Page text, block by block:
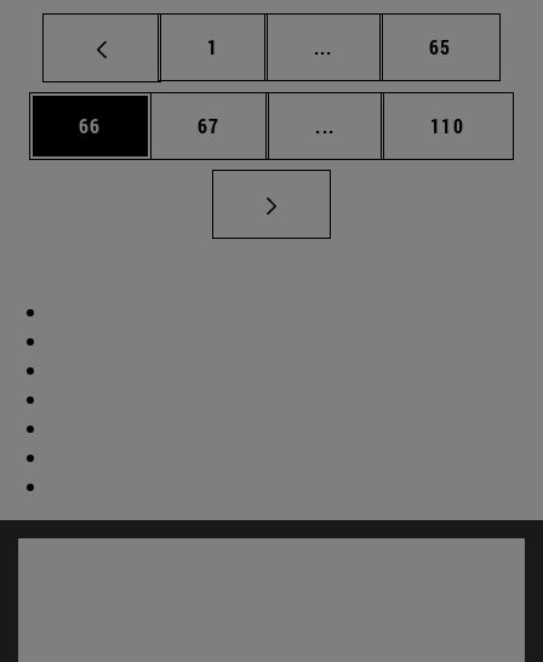
Página
1 ... Páginas intermedias
Página
65
Página
66 Página
67 ... Páginas intermedias
Página
110